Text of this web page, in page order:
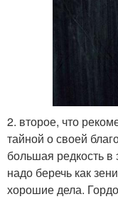
2. второе, что
тайной о своей
большая редкость
надо беречь как
хорошие дела.